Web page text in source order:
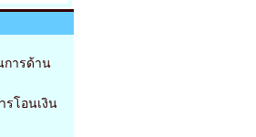
การด้าน
รโอนเงิน